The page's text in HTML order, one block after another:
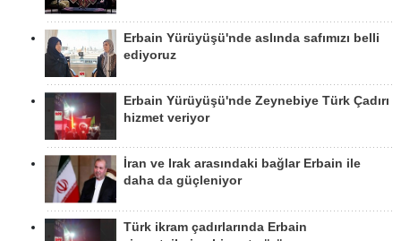
Erbain Yürüyüşü'nde aslında safımızı belli
ediyoruz
Erbain Yürüyüşü'nde Zeynebiye Türk Çadırı
hizmet veriyor
İran ve Irak arasındaki bağlar Erbain ile
daha da güçleniyor
Türk ikram çadırlarında Erbain